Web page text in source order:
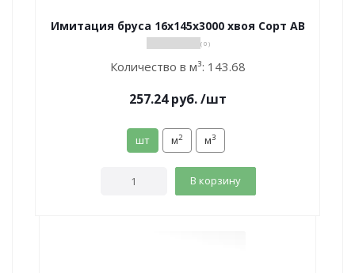
Имитация бруса 16х145х3000 хвоя Сорт АВ
( 0 )
Количество в м³: 143.68
257.24руб./шт
шт м2 м3
В корзину